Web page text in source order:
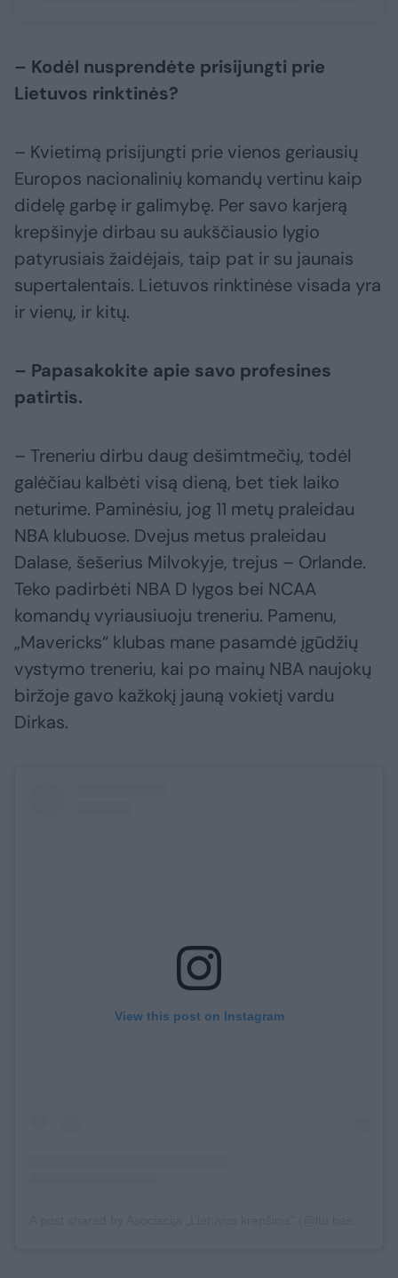
– Kodėl nusprendėte prisijungti prie
Lietuvos rinktinės?
– Kvietimą prisijungti prie vienos geriausių
Europos nacionalinių komandų vertinu kaip
didelę garbę ir galimybę. Per savo karjerą
krepšinyje dirbau su aukščiausio lygio
patyrusiais žaidėjais, taip pat ir su jaunais
supertalentais. Lietuvos rinktinėse visada yra
ir vienų, ir kitų.
– Papasakokite apie savo profesines
patirtis.
– Treneriu dirbu daug dešimtmečių, todėl
galėčiau kalbėti visą dieną, bet tiek laiko
neturime. Paminėsiu, jog 11 metų praleidau
NBA klubuose. Dvejus metus praleidau
Dalase, šešerius Milvokyje, trejus – Orlande.
Teko padirbėti NBA D lygos bei NCAA
komandų vyriausiuoju treneriu. Pamenu,
„Mavericks“ klubas mane pasamdė įgūdžių
vystymo treneriu, kai po mainų NBA naujokų
biržoje gavo kažkokį jauną vokietį vardu
Dirkas.
View this post on Instagram